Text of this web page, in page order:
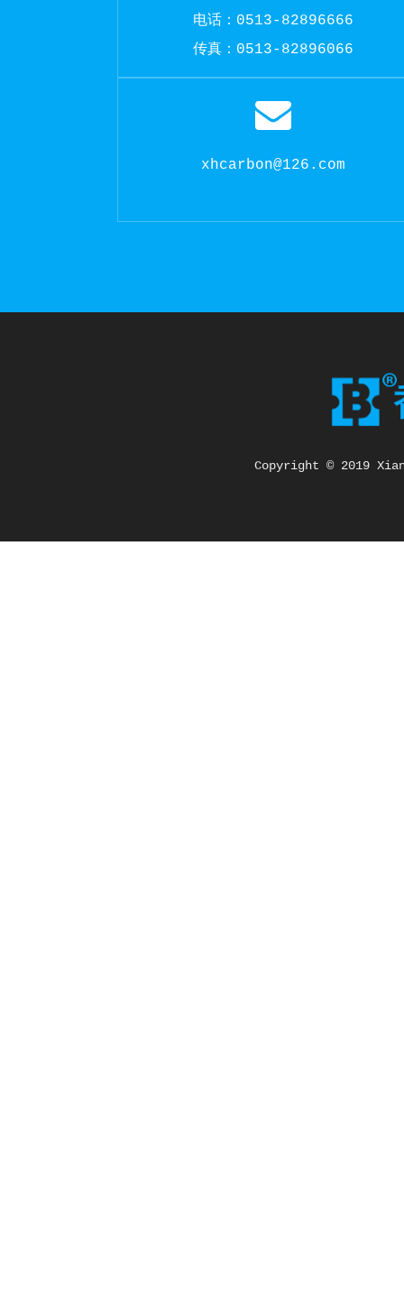
电话：0513-82896666
传真：0513-82896066
xhcarbon@126.com
Copyright © 2019